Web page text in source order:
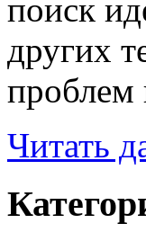
поиск
других
проблем
Читать